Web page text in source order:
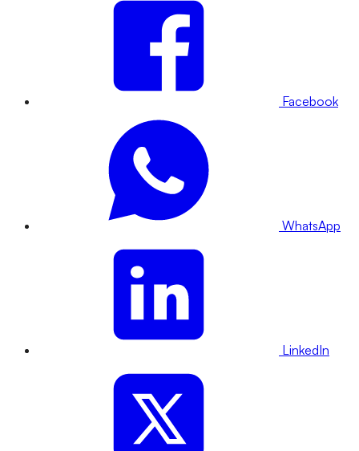
Facebook
WhatsApp
LinkedIn